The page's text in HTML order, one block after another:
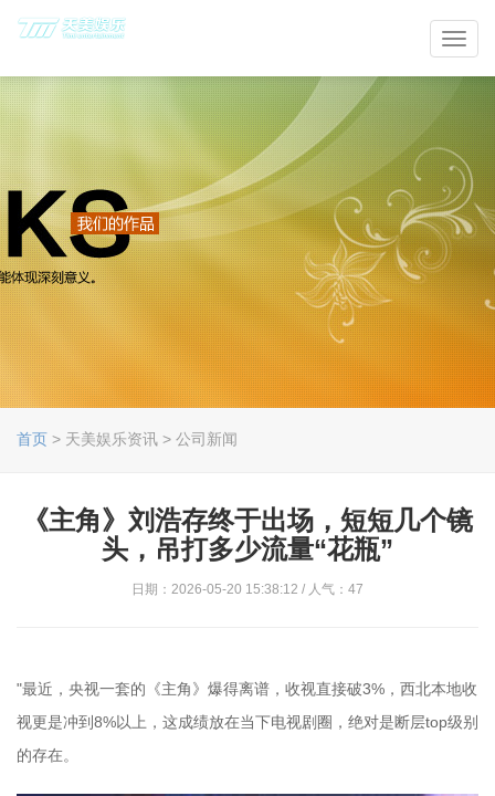
首页 > 天美娱乐资讯 > 公司新闻
《主角》刘浩存终于出场，短短几个镜
头，吊打多少流量“花瓶”
日期：2026-05-20 15:38:12 / 人气：47
"最近，央视一套的《主角》爆得离谱，收视直接破3%，西北本地收
视更是冲到8%以上，这成绩放在当下电视剧圈，绝对是断层top级别
的存在。